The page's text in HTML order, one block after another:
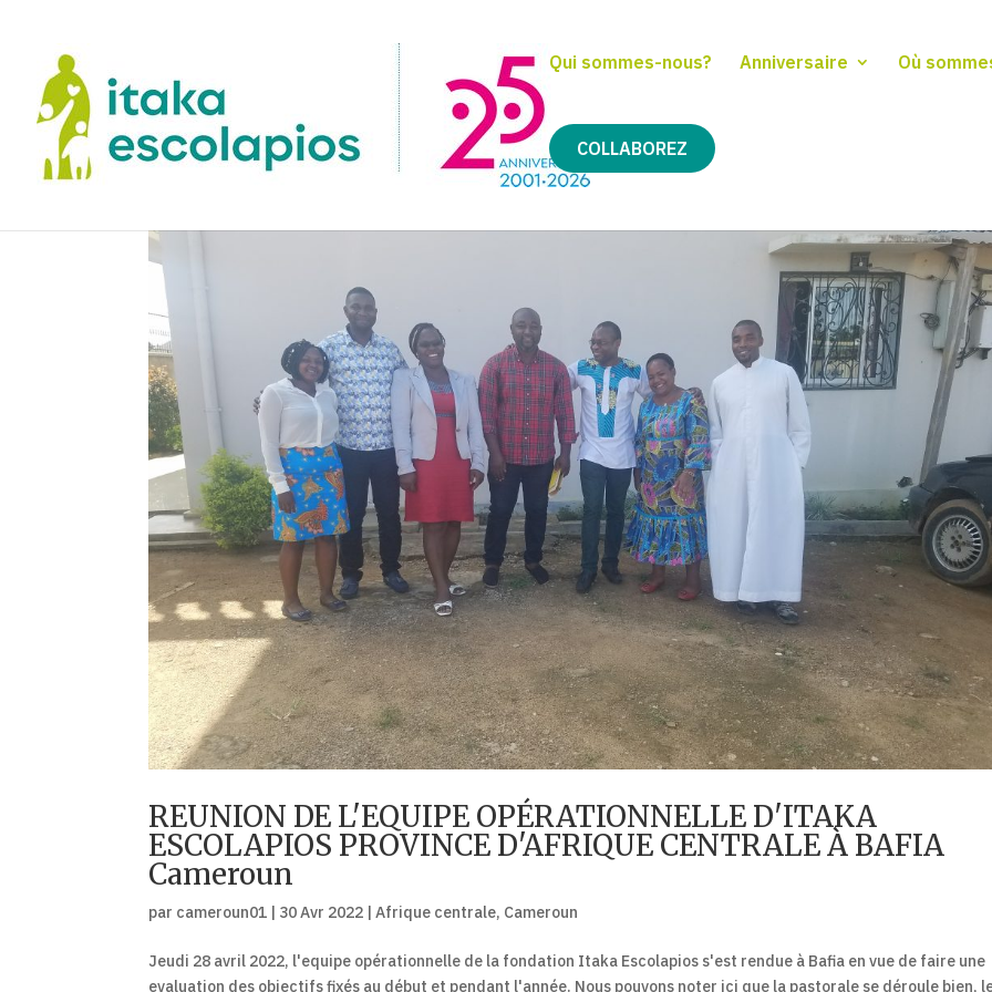
Qui sommes-nous? Anniversaire Où
COLLABOREZ
REUNION DE L'EQUIPE OPÉRATIONNELLE D'ITAKA
ESCOLAPIOS PROVINCE D'AFRIQUE CENTRALE À BAFIA
Cameroun
par cameroun01 | 30 Avr 2022 |Afrique centrale, Cameroun
Jeudi 28 avril 2022, l'equipe opérationnelle de la fondation Itaka Escolapios s'est rendue à Bafia en vue de faire une
evaluation des objectifs fixés au début et pendant l'année. Nous pouvons noter ici que la pastorale se déroule bien,